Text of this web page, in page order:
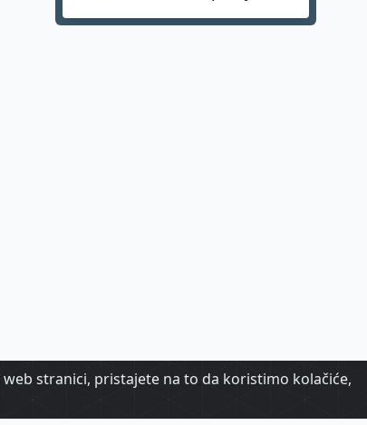
coolcation je
stranici, pristajete na to da koristimo kolačiće,